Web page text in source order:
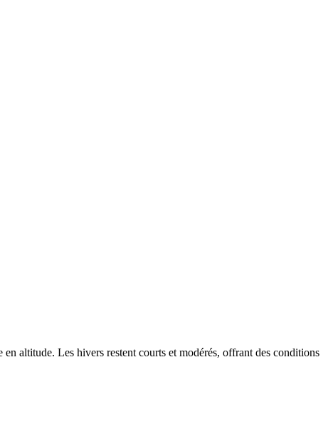
altitude. Les hivers restent courts et modérés, offrant des conditions